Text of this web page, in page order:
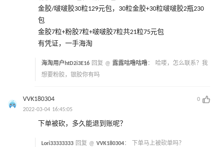
金胶/啵啵胶30粒129元包，30粒金胶+30粒啵啵胶2瓶230
包
金胶7粒+粉胶7粒+啵啵胶7粒共21粒75元包
有凭证，一手海淘
海淘用户htD2i3E16 回复 @ 露露咕噜咕噜： 哈喽，怎么联系？我
想要粉胶，银胶你有吗
VVK180304
0
2022-03-04 16:45:05
下单被砍，多久能退到账呢？
Lori33333333 回复 @ VVK180304：
下单马上被砍单吗？